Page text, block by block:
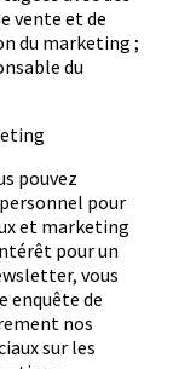
vente et de
du marketing ;
du
pouvez
pour
et marketing
pour un
vous
enquête de
nos
sur les